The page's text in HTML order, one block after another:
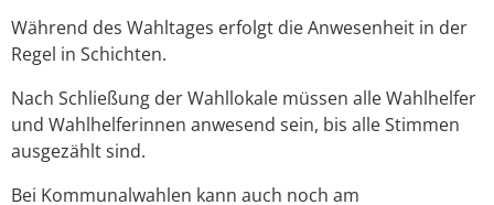
Während des Wahltages erfolgt die Anwesenheit in der
Regel in Schichten.
Nach Schließung der Wahllokale müssen alle Wahlhelfer
und Wahlhelferinnen anwesend sein, bis alle Stimmen
ausgezählt sind.
Bei Kommunalwahlen kann auch noch am